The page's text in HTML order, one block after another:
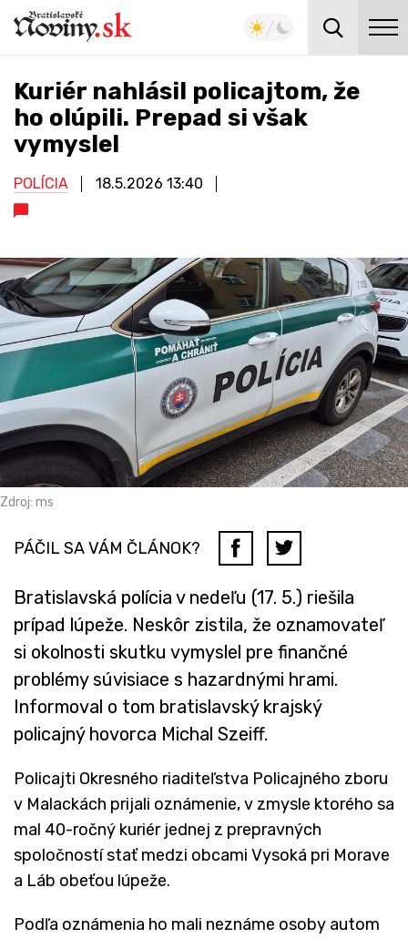
Kuriér nahlásil policajtom, že
ho olúpili. Prepad si však
vymyslel
POLÍCIA 18.5.2026 13:40
Zdroj: ms
PÁČIL SA VÁM ČLÁNOK?
Bratislavská polícia v nedeľu (17. 5.) riešila
prípad lúpeže. Neskôr zistila, že oznamovateľ
si okolnosti skutku vymyslel pre finančné
problémy súvisiace s hazardnými hrami.
Informoval o tom bratislavský krajský
policajný hovorca Michal Szeiff.
Policajti Okresného riaditeľstva Policajného zboru
v Malackách prijali oznámenie, v zmysle ktorého sa
mal 40-ročný kuriér jednej z prepravných
spoločností stať medzi obcami Vysoká pri Morave
a Láb obeťou lúpeže.
Podľa oznámenia ho mali neznáme osoby autom